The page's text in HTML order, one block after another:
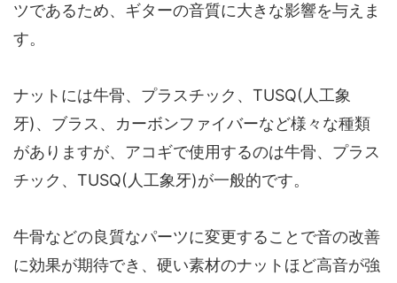
ツであるため、ギターの音質に大きな影響を与えま
す。
ナットには牛骨、プラスチック、TUSQ(人工象
牙)、ブラス、カーボンファイバーなど様々な種類
がありますが、アコギで使用するのは牛骨、プラス
チック、TUSQ(人工象牙)が一般的です。
牛骨などの良質なパーツに変更することで音の改善
に効果が期待でき、硬い素材のナットほど高音が強